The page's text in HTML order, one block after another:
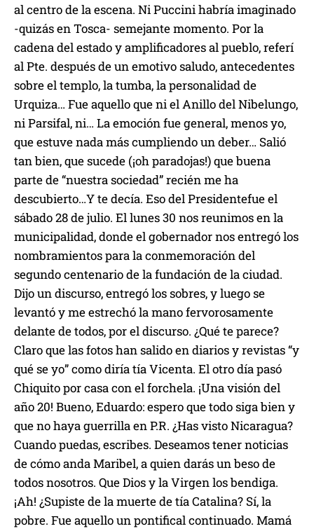
al centro de la escena. Ni Puccini habría imaginado
-quizás en Tosca- semejante momento. Por la
cadena del estado y amplificadores al pueblo, referí
al Pte. después de un emotivo saludo, antecedentes
sobre el templo, la tumba, la personalidad de
Urquiza… Fue aquello que ni el Anillo del Nibelungo,
ni Parsifal, ni… La emoción fue general, menos yo,
que estuve nada más cumpliendo un deber… Salió
tan bien, que sucede (¡oh paradojas!) que buena
parte de “nuestra sociedad” recién me ha
descubierto…Y te decía. Eso del Presidentefue el
sábado 28de julio. El lunes 30 nos reunimos en la
municipalidad, donde el gobernador nos entrególos
nombramientos para la conmemoración del
segundo centenario delafundación dela ciudad.
Dijo un discurso, entregó los sobres,y luego se
levantóy me estrechó la mano fervorosamente
delante de todos, por el discurso. ¿Qué te parece?
Claro que las fotos han salido en diarios y revistas “y
qué se yo” como diría tía Vicenta. El otro día pasó
Chiquito por casa con el forchela. ¡Una visión del
año 20! Bueno, Eduardo: espero que todo siga bieny
que no haya guerrilla en P.R. ¿Has visto Nicaragua?
Cuando puedas, escribes. Deseamos tener noticias
de cómo anda Maribel, a quien darás un beso de
todos nosotros. Que Dios y la Virgen los bendiga.
¡Ah! ¿Supistede la muerte de tía Catalina? Sí, la
pobre. Fue aquello un pontifical continuado. Mamá